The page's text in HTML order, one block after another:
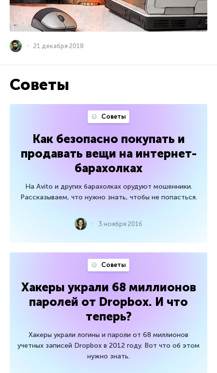
21 декабря 2018
Советы
Советы
Как безопасно покупать и
продавать вещи на интернет-
барахолках
На Avito и других барахолках орудуют мошенники.
Рассказываем, что нужно знать, чтобы не попасться.
3 ноября 2016
Советы
Хакеры украли 68 миллионов
паролей от Dropbox. И что
теперь?
Хакеры украли логины и пароли от 68 миллионов
учетных записей Dropbox в 2012 году. Вот что об этом
нужно знать.